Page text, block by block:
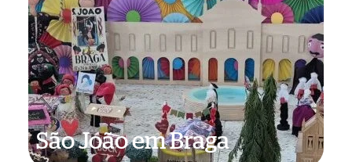
Braga
São João em Braga